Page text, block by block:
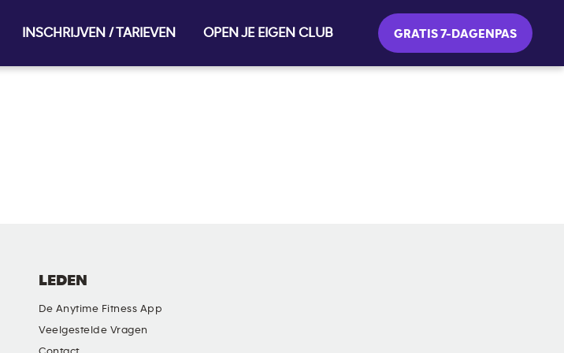
INSCHRIJVEN / TARIEVEN OPEN JE EIGEN CLUB GRATIS 7-DAGENPAS
LEDEN
De Anytime Fitness App
Veelgestelde Vragen